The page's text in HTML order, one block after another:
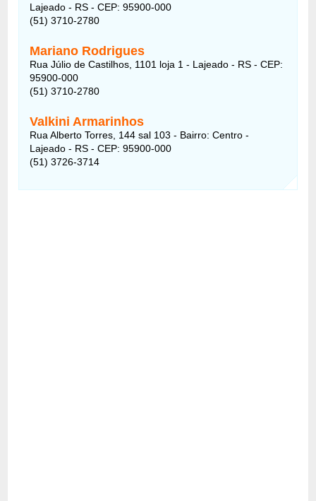
Lajeado - RS - CEP: 95900-000
(51) 3710-2780
Mariano Rodrigues
Rua Júlio de Castilhos, 1101 loja 1 - Lajeado - RS - CEP:
95900-000
(51) 3710-2780
Valkini Armarinhos
Rua Alberto Torres, 144 sal 103 - Bairro: Centro -
Lajeado - RS - CEP: 95900-000
(51) 3726-3714